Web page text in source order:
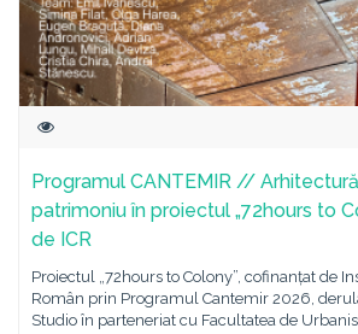
Programul CANTEMIR //
patrimoniu în proiectul „72hours to
de ICR
Proiectul „72hours to Colony”, cofinanțat de
Român prin Programul Cantemir 2026,
Studio în parteneriat cu Facultatea de